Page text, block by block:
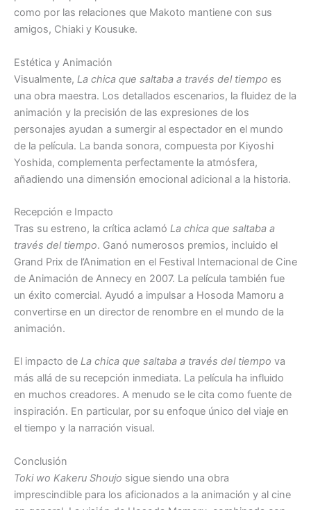
como por las relaciones que Makoto mantiene con sus
amigos, Chiaki y Kousuke.
Estética y Animación
Visualmente, La chica que saltaba a través del tiempo es
una obra maestra. Los detallados escenarios, la fluidez de la
animación y la precisión de las expresiones de los
personajes ayudan a sumergir al espectador en el mundo
de la película. La banda sonora, compuesta por Kiyoshi
Yoshida, complementa perfectamente la atmósfera,
añadiendo una dimensión emocional adicional a la historia.
Recepción e Impacto
Tras su estreno, la crítica aclamó La chica que saltaba a
través del tiempo. Ganó numerosos premios, incluido el
Grand Prix de l’Animation en el Festival Internacional de Cine
de Animación de Annecy en 2007. La película también fue
un éxito comercial. Ayudó a impulsar a Hosoda Mamoru a
convertirse en un director de renombre en el mundo de la
animación.
El impacto de La chica que saltaba a través del tiempo va
más allá de su recepción inmediata. La película ha influido
en muchos creadores. A menudo se le cita como fuente de
inspiración. En particular, por su enfoque único del viaje en
el tiempo y la narración visual.
Conclusión
Toki wo Kakeru Shoujo sigue siendo una obra
imprescindible para los aficionados a la animación y al cine